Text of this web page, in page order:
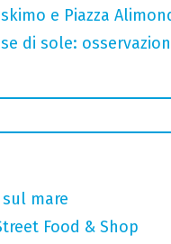
e Piazza
di sole:
mare
Food & Shop